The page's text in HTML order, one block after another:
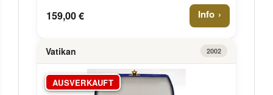
159,00 € Info
Vatikan 2002
AUSVERKAUFT